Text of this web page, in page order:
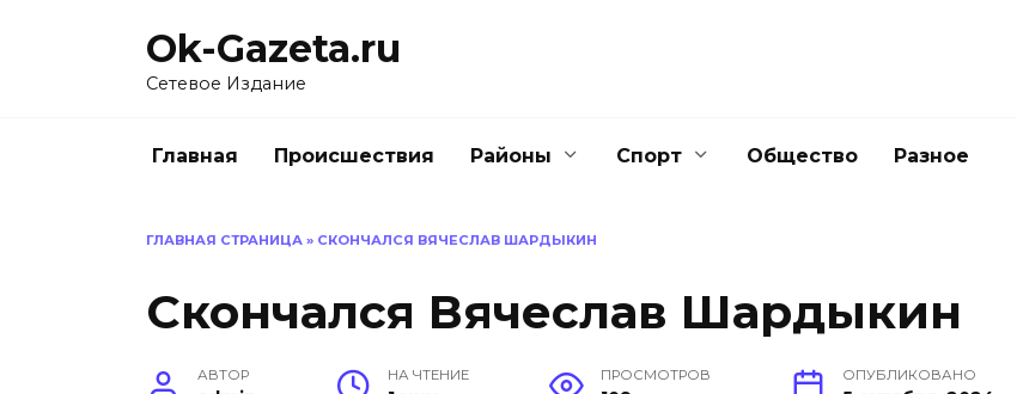
Ok-Gazeta.ru
Сетевое Издание
Главная Происшествия Районы Спорт Общество Разное
ГЛАВНАЯ СТРАНИЦА » СКОНЧАЛСЯ ВЯЧЕСЛАВ ШАРДЫКИН
Скончался Вячеслав Шардыкин
АВТОР НА ЧТЕНИЕ ПРОСМОТРОВ ОПУБЛИКОВАНО